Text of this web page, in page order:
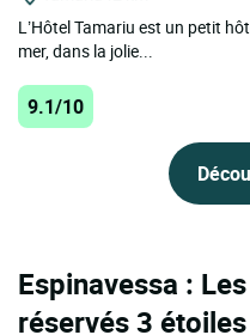
L’Hôtel Tamariu est un petit
mer, dans la jolie...
9.1/10
Espinavessa :
réservés 3 étoiles